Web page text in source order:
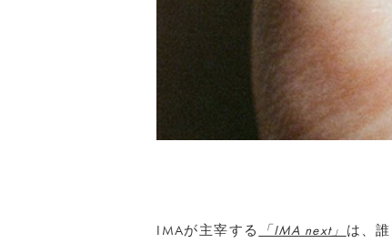
IMAが主宰する 「IMA next」 は、